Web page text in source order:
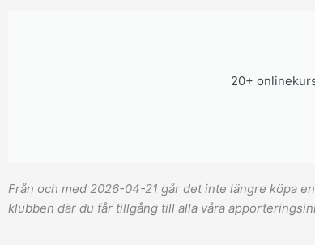
20+
Från och med 2026-04-21 går det inte längre köpa
klubben där du får tillgång till alla våra